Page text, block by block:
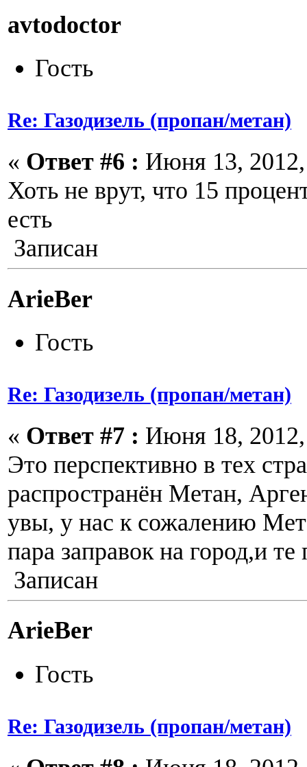
avtodoctor
Гость
Re: Газодизель (пропан/метан)
« Ответ #6 : Июня 13,
Хоть не врут, что 15
есть
Записан
ArieBer
Гость
Re: Газодизель (пропан/метан)
« Ответ #7 : Июня 18,
Это перспективно в тех
распространён Метан,
увы, у нас к сожалению
пара заправок на город,и
Записан
ArieBer
Гость
Re: Газодизель (пропан/метан)